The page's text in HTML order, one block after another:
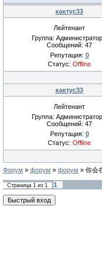
кактус33
Лейтенант
Группа:
Сообщений: 47
Репутация: 0
Статус: Offline
кактус33
Лейтенант
Группа:
Сообщений: 47
Репутация: 0
Статус: Offline
Форум » форум » форум » 你会
Страница 1 из 1 1